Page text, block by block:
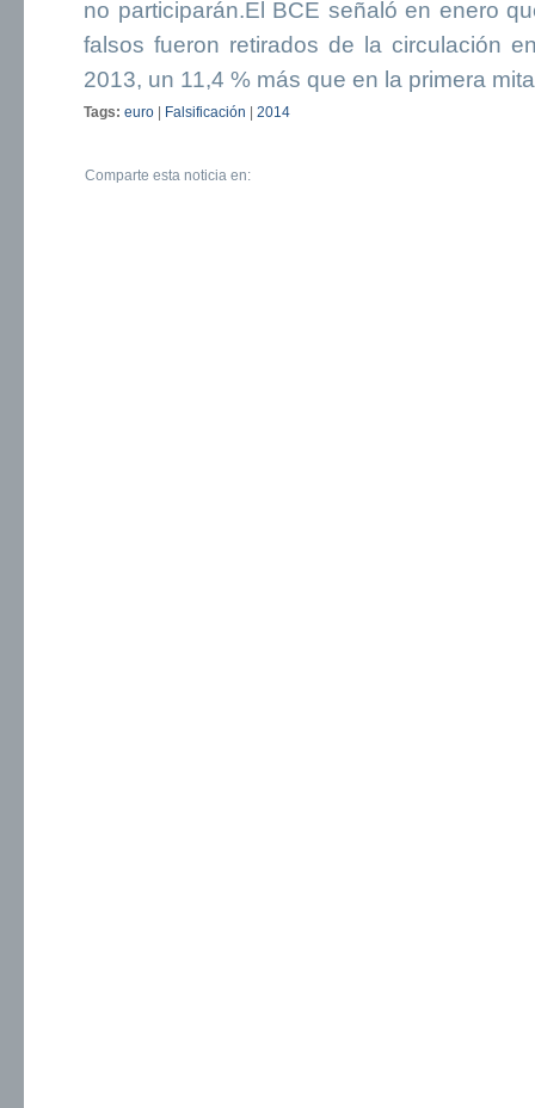
no participarán.El BCE señaló en enero
falsos fueron retirados de la circulación
2013, un 11,4 % más que en la primera
Tags: euro Falsificación 2014
Comparte esta noticia en: